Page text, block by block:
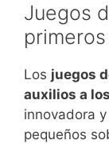
Juegos
Los juegos
auxilios a
innovadora
pequeños